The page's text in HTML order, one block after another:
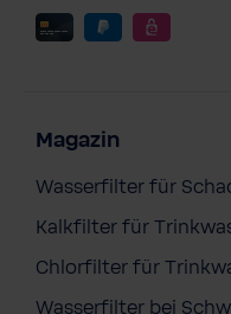
Magazin
Wasserfilter für
Kalkfilter für
Chlorfilter für
Wasserfilter bei